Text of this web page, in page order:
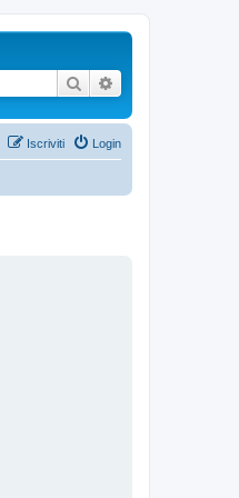
Cerca
Login
Iscriviti